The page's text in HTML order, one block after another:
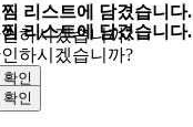
리스트에 담겼습니다.
하시겠습니까?
확인
리스트에 담겼습니다.
하시겠습니까?
확인